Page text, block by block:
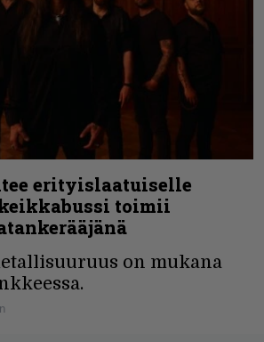
erityislaatuiselle
toimii
on mukana